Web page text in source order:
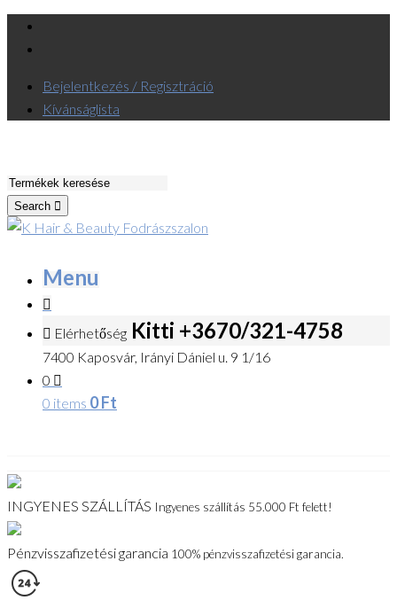
Bejelentkezés / Regisztráció
Kívánságlista
Search
Menu
Elérhetőség Kitti +3670/321-4758
7400 Kaposvár, Irányi Dániel u. 9 1/16
0
0 items 0Ft
INGYENES SZÁLLÍTÁS Ingyenes szállítás 55.000 Ft felett!
Pénzvisszafizetési garancia 100% pénzvisszafizetési garancia.